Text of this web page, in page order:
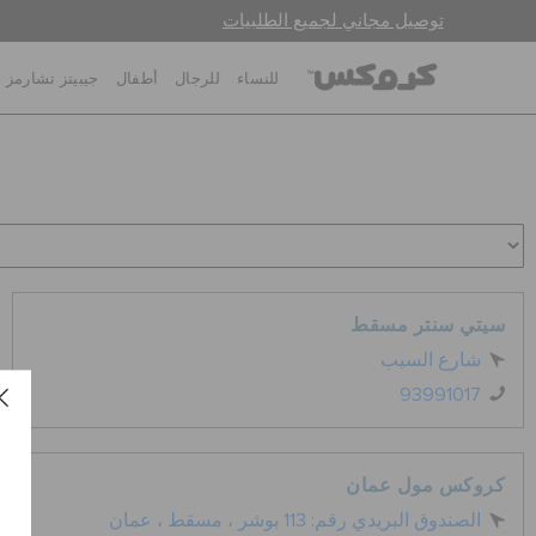
توصيل مجاني لجميع الطلبيات
للنساء للرجال أطفال جيبيتز تشارمز
سيتي سنتر مسقط
شارع السيب
93991017
كروكس مول عمان
الصندوق البريدي رقم: 113 بوشر ، مسقط ، عمان